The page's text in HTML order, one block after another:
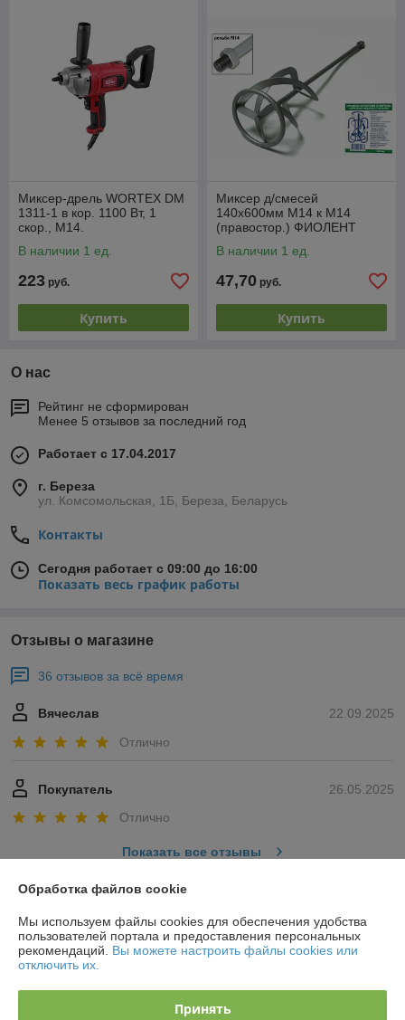
Миксер-дрель WORTEX DM
1311-1 в кор. 1100 Вт, 1
скор., M14.
В наличии 1 ед.
223 руб.
Купить
Миксер д/смесей
140х600мм М14 к М14
(правостор.) ФИОЛЕНТ
В наличии 1 ед.
47,70 руб.
Купить
О нас
Рейтинг не сформирован
Менее 5 отзывов за последний год
Работает с 17.04.2017
г. Береза
ул. Комсомольская, 1Б, Береза, Беларусь
Контакты
Сегодня работает с 09:00 до 16:00
Показать весь график работы
Отзывы о магазине
36 отзывов за всё время
22.09.2025
Вячеслав
Отлично
26.05.2025
Покупатель
Отлично
Показать все отзывы
Контакты
Обработка файлов cookie
Мы используем файлы cookies для обеспечения удобства
пользователей портала и предоставления персональных
рекомендаций. Вы можете настроить файлы cookies или
отключить их.
Принять